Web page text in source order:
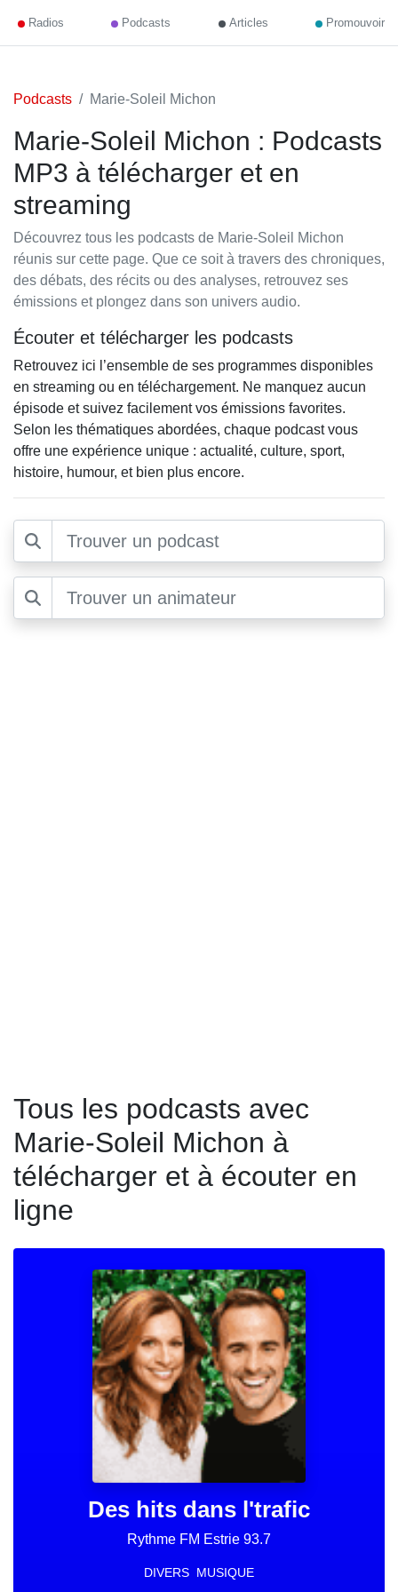
Radios Podcasts Articles Promouvoir
Podcasts Marie-Soleil Michon
Marie-Soleil Michon : Podcasts
MP3 à télécharger et en
streaming
Découvrez tous les podcasts de Marie-Soleil Michon
réunis sur cette page. Que ce soit à travers des chroniques,
des débats, des récits ou des analyses, retrouvez ses
émissions et plongez dans son univers audio.
Écouter et télécharger les podcasts
Retrouvez ici l’ensemble de ses programmes disponibles
en streaming ou en téléchargement. Ne manquez aucun
épisode et suivez facilement vos émissions favorites.
Selon les thématiques abordées, chaque podcast vous
offre une expérience unique : actualité, culture, sport,
histoire, humour, et bien plus encore.
Tous les podcasts avec
Marie-Soleil Michon à
télécharger et à écouter en
ligne
Des hits dans l'trafic
Rythme FM Estrie 93.7
DIVERS MUSIQUE